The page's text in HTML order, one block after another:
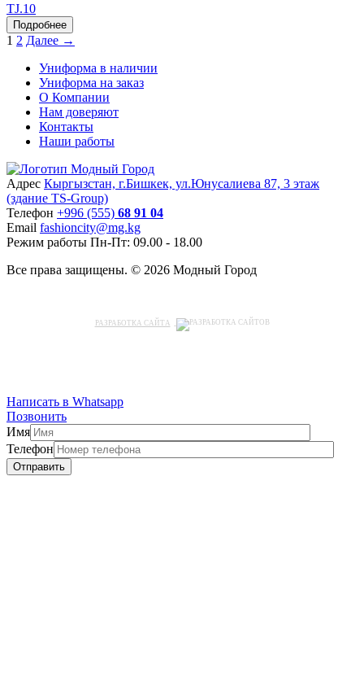
TJ.10
Подробнее
1 2 Далее →
Униформа в наличии
Униформа на заказ
О Компании
Нам доверяют
Контакты
Наши работы
Адрес Кыргызстан, г.Бишкек, ул.Юнусалиева 87, 3 этаж
(здание TS-Group)
Teлефон +996 (555) 68 91 04
Email fashioncity@mg.kg
Режим работы Пн-Пт: 09.00 - 18.00
Все права защищены. © 2026 Модный Город
РАЗРАБОТКА САЙТА
Написать в Whatsapp
Позвонить
Имя
Телефон
Отправить